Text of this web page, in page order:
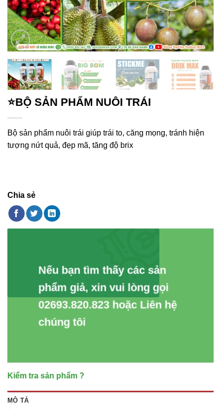
⭐BỘ SẢN PHẨM NUÔI TRÁI
Bộ sản phẩm nuôi trái giúp trái to, căng mọng, tránh hiện
tượng nứt quả, đẹp mã, tăng độ brix
Chia sẻ
Nếu bạn tìm thấy các sản
phẩm giả, xin vui lòng gọi
02693.820.823 hoặc Liên hệ
chúng tôi
Kiểm tra sản phẩm ?
MÔ TẢ